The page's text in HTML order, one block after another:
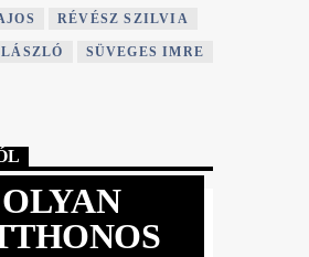
RÉVÉSZ SZILVIA
SÜVEGES IMRE
OLYAN